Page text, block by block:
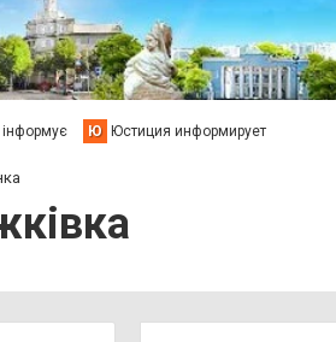
Ю Юстиция информирует